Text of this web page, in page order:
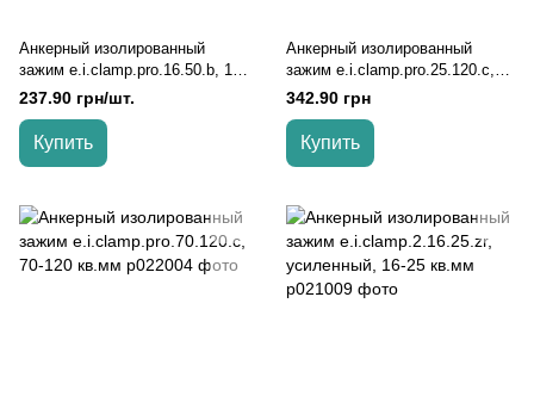
Анкерный изолированный
зажим e.i.clamp.pro.16.50.b, 16-
50 кв.мм
237.90 грн/шт.
Купить
Анкерный изолированный
зажим e.i.clamp.pro.25.120.c,
25-120 кв.мм
342.90 грн
Купить